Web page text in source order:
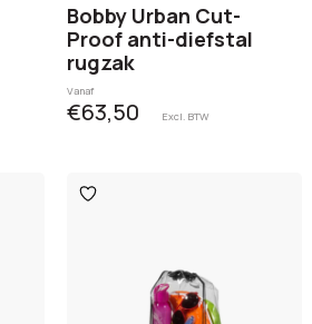
Bobby Urban Cut-
Proof anti-diefstal
rugzak
Vanaf
€63,50 Excl. BTW
Toevoegen
aan